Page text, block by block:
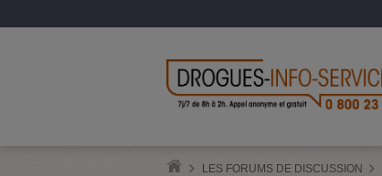
LES FORUMS DE DISCUSSION